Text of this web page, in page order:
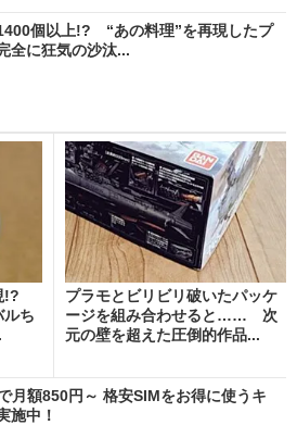
個以上!? “あの料理”を再現したプ
全に狂気の沙汰...
!?
ルち
プラモとビリビリ破いたパッケ
ージを組み合わせると…… 次
元の壁を超えた圧倒的作品...
月額850円～ 格安SIMをお得に使うキ
施中！